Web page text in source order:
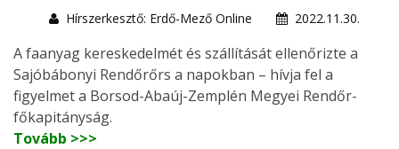
Hírszerkesztő: Erdő-Mező Online
2022.11.30.
A faanyag kereskedelmét és szállítását ellenőrizte a
Sajóbábonyi Rendőrőrs a napokban – hívja fel a
figyelmet a Borsod-Abaúj-Zemplén Megyei Rendőr-
főkapitányság.
Tovább >>>